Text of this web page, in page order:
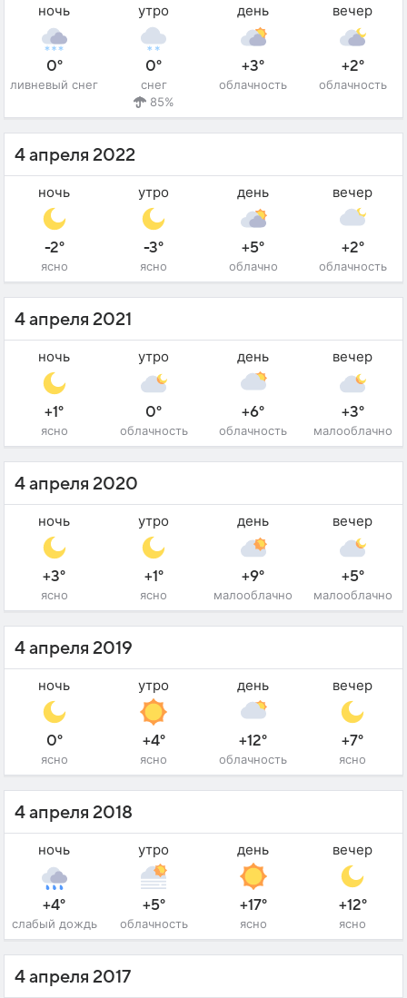
ночь
0°
ливневый снег
утро
0°
снег
85%
день
+3°
облачность
вечер
+2°
облачность
4 апреля 2022
ночь
-2°
ясно
утро
-3°
ясно
день
+5°
облачно
вечер
+2°
облачность
4 апреля 2021
ночь
+1°
ясно
утро
0°
облачность
день
+6°
облачность
вечер
+3°
малооблачно
4 апреля 2020
ночь
+3°
ясно
утро
+1°
ясно
день
+9°
малооблачно
вечер
+5°
малооблачно
4 апреля 2019
ночь
0°
ясно
утро
+4°
ясно
день
+12°
облачность
вечер
+7°
ясно
4 апреля 2018
ночь
+4°
слабый дождь
утро
+5°
облачность
день
+17°
ясно
вечер
+12°
ясно
4 апреля 2017